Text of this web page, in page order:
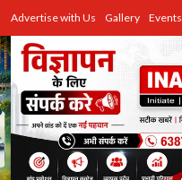
Advertise with Us Gallery Events
उत्तर प्रदेश
Advertise with Us
Events
राज्य